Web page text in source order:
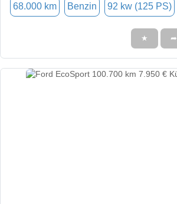
68.000 km Benzin 92 kw (125 PS)
★ ➦